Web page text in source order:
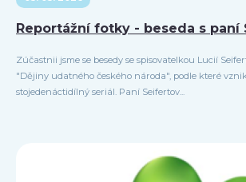
Reportážní fotky - beseda s paní
Zúčastnii jsme se besedy se spisovatelkou Lucií
"Dějiny udatného českého národa", podle které
stojedenáctidílný seriál. Paní Seifertov...